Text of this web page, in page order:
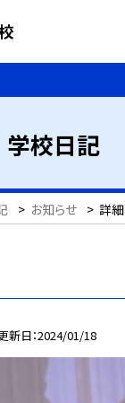
学校日記
> お知らせ > 詳細
新日 2024/01/18